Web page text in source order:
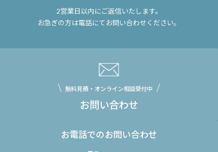
2営業日以内にご返信いたします。
お急ぎの方は電話にてお問い合わせください。
無料見積・オンライン相談受付中
お問い合わせ
お電話でのお問い合わせ